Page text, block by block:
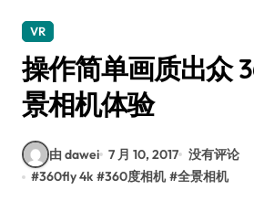
VR
操作简单画质出众
景相机体验
由 dawei 7 月 10, 2017 没有评论
#360fly 4k #360度相机 #全景相机